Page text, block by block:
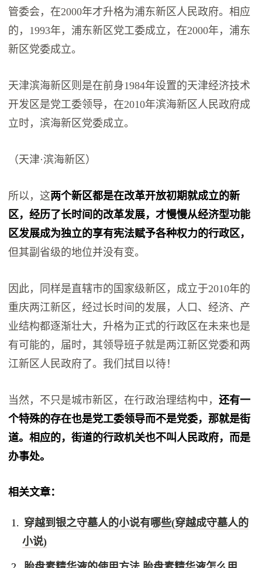
管委会，在2000年才升格为浦东新区人民政府。相应
的，1993年，浦东新区党工委成立，在2000年，浦东
新区党委成立。
天津滨海新区则是在前身1984年设置的天津经济技术
开发区是党工委领导，在2010年滨海新区人民政府成
立时，滨海新区党委成立。
（天津·滨海新区）
所以，这两个新区都是在改革开放初期就成立的新
区，经历了长时间的改革发展，才慢慢从经济型功能
区发展成为独立的享有宪法赋予各种权力的行政区，
但其副省级的地位并没有变。
因此，同样是直辖市的国家级新区，成立于2010年的
重庆两江新区，经过长时间的发展，人口、经济、产
业结构都逐渐壮大，升格为正式的行政区在未来也是
有可能的，届时，其领导班子就是两江新区党委和两
江新区人民政府了。我们拭目以待！
当然，不只是城市新区，在行政治理结构中，还有一
个特殊的存在也是党工委领导而不是党委，那就是街
道。相应的，街道的行政机关也不叫人民政府，而是
办事处。
相关文章：
穿越到银之守墓人的小说有哪些(穿越成守墓人的
小说)